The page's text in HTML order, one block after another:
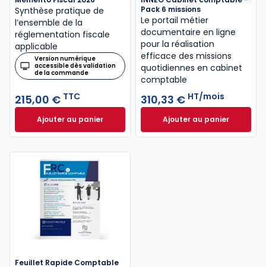
Synthèse pratique de
l’ensemble de la
réglementation fiscale
applicable
Version numérique
accessible dès validation
de la commande
215,00 € TTC
Ajouter au panierMémento Fiscal 2026 à 215,00 € TTC
Pack 6 missions
Le portail métier
documentaire en ligne
pour la réalisation
efficace des missions
quotidiennes en cabinet
comptable
310,33 € HT/mois
Ajouter au panier
INNEO Cabinet
Feuillet Rapide Comptable